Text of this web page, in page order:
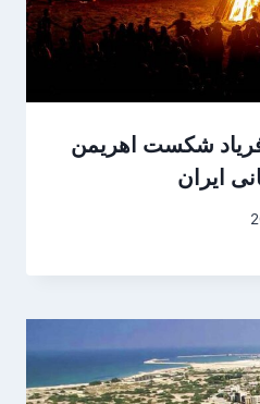
شکست اهریمن
ایران